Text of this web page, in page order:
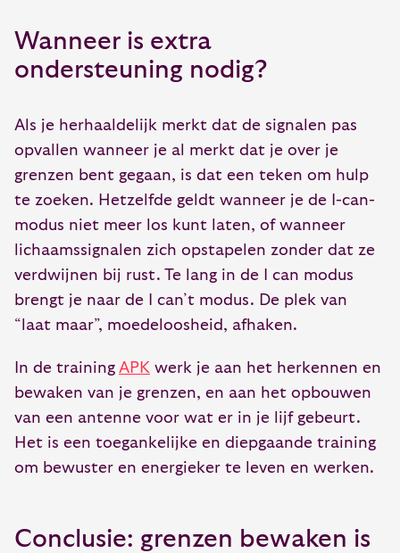
Wanneer is extra
ondersteuning nodig?
Als je herhaaldelijk merkt dat de signalen pas
opvallen wanneer je al merkt dat je over je
grenzen bent gegaan, is dat een teken om hulp
te zoeken. Hetzelfde geldt wanneer je de I-can-
modus niet meer los kunt laten, of wanneer
lichaamssignalen zich opstapelen zonder dat ze
verdwijnen bij rust. Te lang in de I can modus
brengt je naar de I can’t modus. De plek van
“laat maar”, moedeloosheid, afhaken.
In de training APK werk je aan het herkennen en
bewaken van je grenzen, en aan het opbouwen
van een antenne voor wat er in je lijf gebeurt.
Het is een toegankelijke en diepgaande training
om bewuster en energieker te leven en werken.
Conclusie: grenzen bewaken is